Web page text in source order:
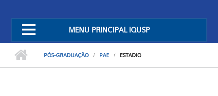
MENU PRINCIPAL IQUSP
PÓS-GRADUAÇÃO PAE ESTADIQ